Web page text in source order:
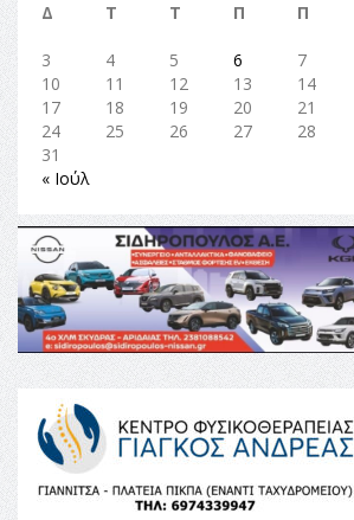
Δ
Τ Τ Π Π
3
4 5 6 7
10
11 12 13 14
17
18 19 20 21
24
25 26 27 28
31
« Ιούλ